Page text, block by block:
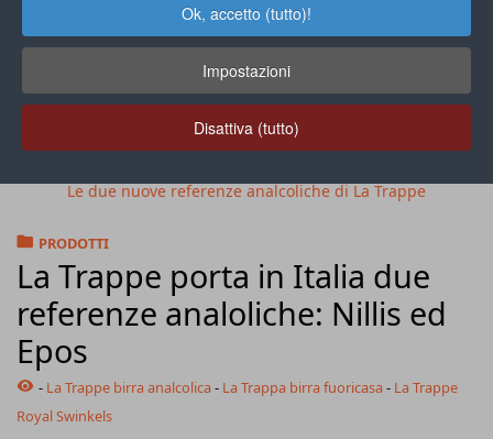
Ok, accetto (tutto)!
Impostazioni
Disattiva (tutto)
Le due nuove referenze analcoliche di La Trappe
PRODOTTI
La Trappe porta in Italia due
referenze analoliche: Nillis ed
Epos
- La Trappe birra analcolica - La Trappa birra fuoricasa - La Trappe
Royal Swinkels